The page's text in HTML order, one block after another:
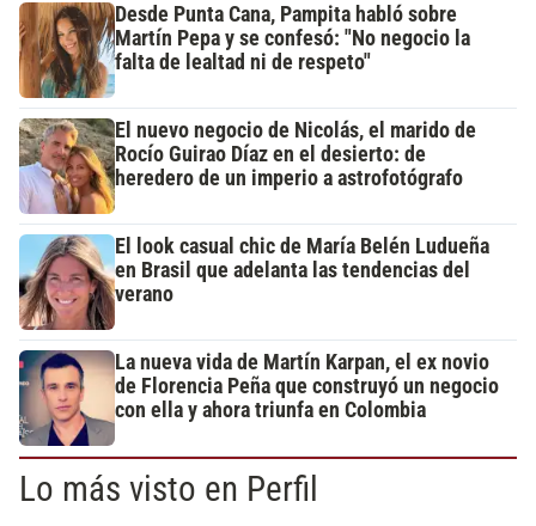
Desde Punta Cana, Pampita habló sobre
Martín Pepa y se confesó: "No negocio la
falta de lealtad ni de respeto"
El nuevo negocio de Nicolás, el marido de
Rocío Guirao Díaz en el desierto: de
heredero de un imperio a astrofotógrafo
El look casual chic de María Belén Ludueña
en Brasil que adelanta las tendencias del
verano
La nueva vida de Martín Karpan, el ex novio
de Florencia Peña que construyó un negocio
con ella y ahora triunfa en Colombia
Lo más visto en Perfil